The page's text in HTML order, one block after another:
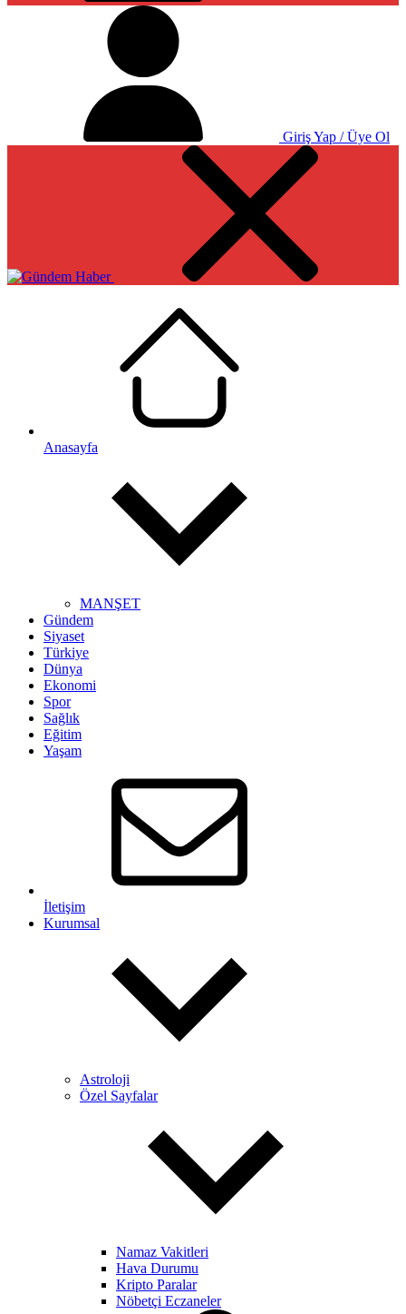
Giriş Yap / Üye Ol
Anasayfa
MANŞET
Gündem
Siyaset
Türkiye
Dünya
Ekonomi
Spor
Sağlık
Eğitim
Yaşam
İletişim
Kurumsal
Astroloji
Özel Sayfalar
Namaz Vakitleri
Hava Durumu
Kripto Paralar
Nöbetçi Eczaneler